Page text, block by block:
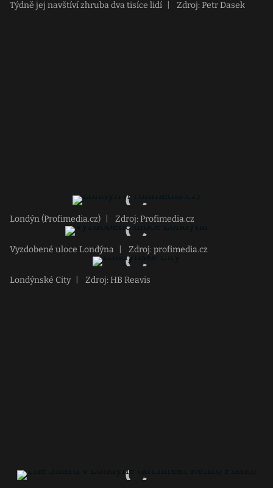
Týdně jej navštíví zhruba dva tisíce lidí Zdroj: Petr Dasek
Londýn (Profimedia.cz) Zdroj: Profimedia.cz
Vyzdobené uloce Londýna Zdroj: profimedia.cz
Londýnské City Zdroj: HB Reavis